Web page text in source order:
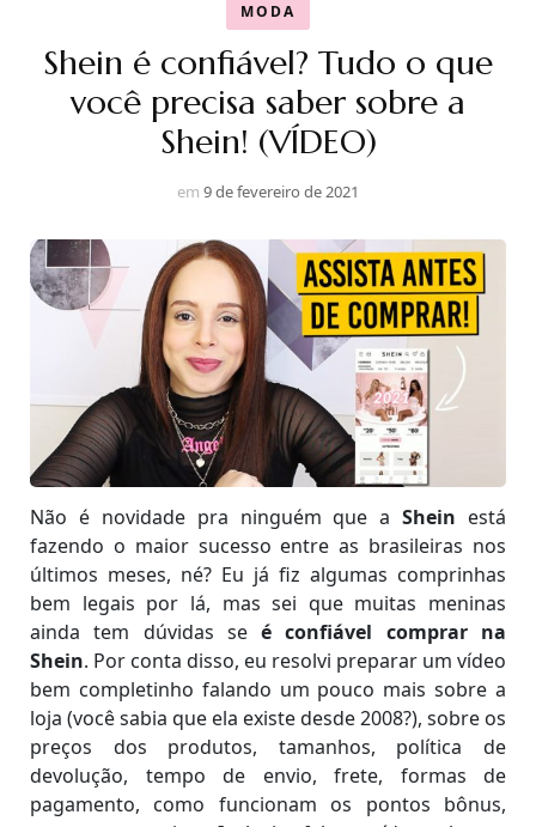
MODA
Shein é confiável? Tudo o que
você precisa saber sobre a
Shein! (VÍDEO)
em 9 de fevereiro de 2021
Não é novidade pra ninguém que aShein está
fazendo o maior sucesso entre as brasileiras nos
últimos meses, né? Eu já fiz algumas comprinhas
bem legais por lá, mas sei que muitas meninas
ainda tem dúvidas seé confiável comprar na
Shein. Por conta disso, eu resolvi preparar um vídeo
bem completinho falando um pouco mais sobre a
loja (você sabia que ela existe desde 2008?), sobre os
preços dos produtos, tamanhos, política de
devolução, tempo de envio, frete, formas de
pagamento, como funcionam os pontos bônus,